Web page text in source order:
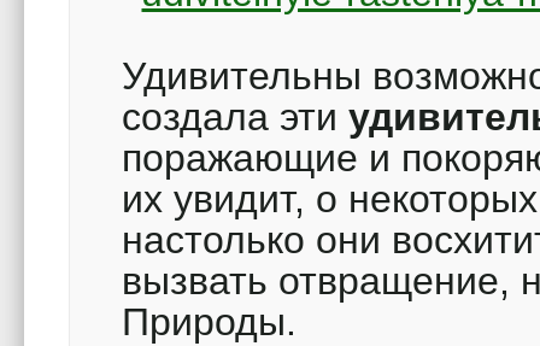
Удивительны
создала эти
поражающие и
их увидит, о
настолько они
вызвать отвращение,
Природы.